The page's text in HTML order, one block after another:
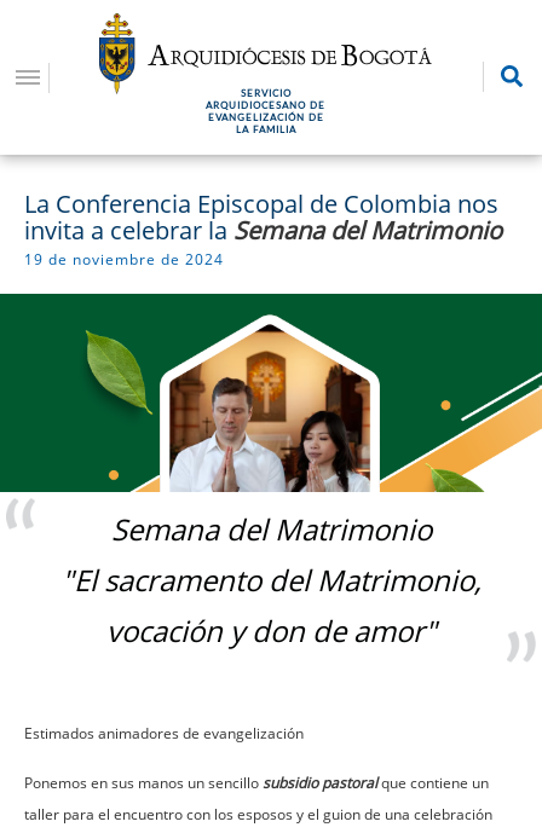
contenido
SERVICIO
ARQUIDIOCESANO DE
EVANGELIZACIÓN DE
LA FAMILIA
La Conferencia Episcopal de Colombia nos
invita a celebrar la Semana del Matrimonio
19 de noviembre de 2024
Semana del Matrimonio
"El sacramento del Matrimonio,
vocación y don de amor"
Estimados animadores de evangelización
Ponemos en sus manos un sencillosubsidio pastoralque contiene un
taller para el encuentro con los esposos y el guion de una celebración